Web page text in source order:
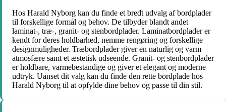
Hos Harald Nyborg kan du finde et bredt udvalg af bordplader
til forskellige formål og behov. De tilbyder blandt andet
laminat-, træ-, granit- og stenbordplader. Laminatbordplader er
kendt for deres holdbarhed, nemme rengøring og forskellige
designmuligheder. Træbordplader giver en naturlig og varm
atmosfære samt et æstetisk udseende. Granit- og stenbordplader
er holdbare, varmebestandige og giver et elegant og moderne
udtryk. Uanset dit valg kan du finde den rette bordplade hos
Harald Nyborg til at opfylde dine behov og passe til din stil.